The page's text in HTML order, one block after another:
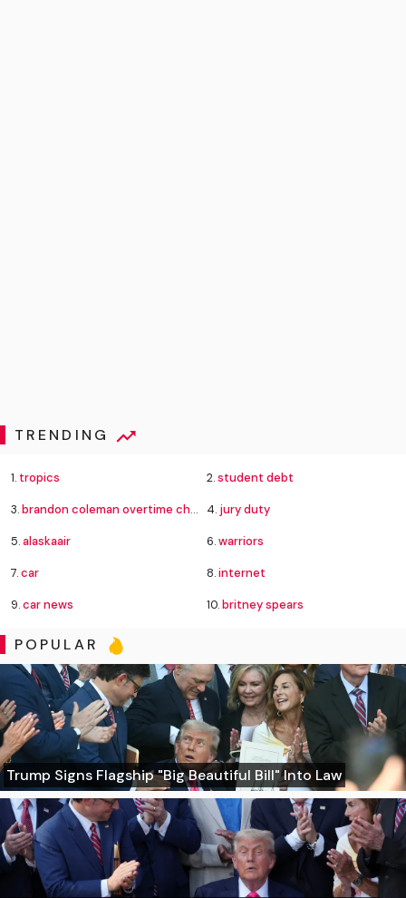
TRENDING
1. tropics 2.student debt
3.brandon coleman overtime charges 4. jury duty
5.alaskaair 6.warriors
7.car 8.internet
9.car news 10.britney spears
POPULAR
Trump Signs Flagship "Big Beautiful Bill" Into Law